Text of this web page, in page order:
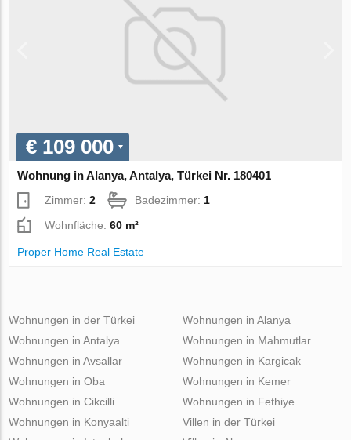
€ 109 000
Wohnung in Alanya, Antalya, Türkei Nr. 180401
Zimmer:2 Badezimmer: 1
Wohnfläche:60 m²
Proper Home Real Estate
Wohnungen in der Türkei
Wohnungen in Antalya
Wohnungen in Avsallar
Wohnungen in Oba
Wohnungen in Cikcilli
Wohnungen in Alanya
Wohnungen in Mahmutlar
Wohnungen in Kargicak
Wohnungen in Kemer
Wohnungen in Fethiye
Wohnungen in Konyaalti
Villen in der Türkei